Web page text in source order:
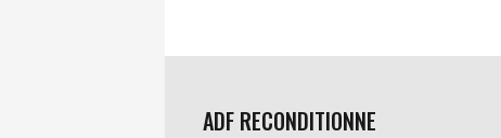
ADF RECONDITIONNE